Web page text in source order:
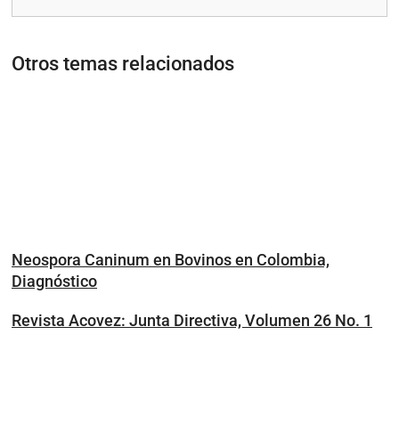
Otros temas relacionados
Neospora Caninum en Bovinos en Colombia,
Diagnóstico
Revista Acovez: Junta Directiva, Volumen 26 No. 1